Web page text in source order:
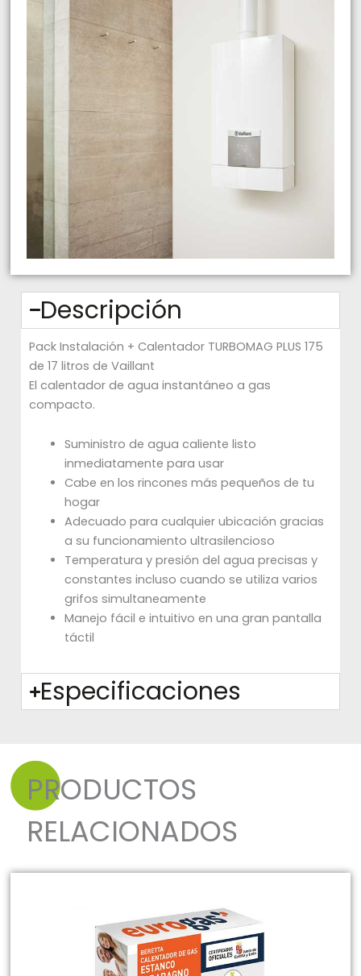
Descripción
Pack Instalación + Calentador TURBOMAG PLUS 175
de 17 litros de Vaillant
El calentador de agua instantáneo a gas
compacto.
Suministro de agua caliente listo
inmediatamente para usar
Cabe en los rincones más pequeños de tu
hogar
Adecuado para cualquier ubicación gracias
a su funcionamiento ultrasilencioso
Temperatura y presión del agua precisas y
constantes incluso cuando se utiliza varios
grifos simultaneamente
Manejo fácil e intuitivo en una gran pantalla
táctil
Especificaciones
PRODUCTOS
RELACIONADOS